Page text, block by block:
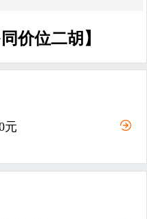
价位二胡】
元